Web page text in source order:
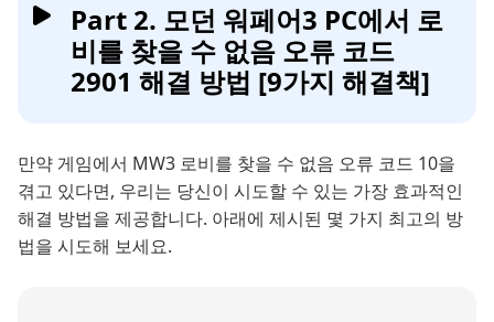
Part 2. 모던 워페어3 PC에서 로
비를 찾을 수 없음 오류 코드
2901 해결 방법 [9가지 해결책]
만약 게임에서 MW3 로비를 찾을 수 없음 오류 코드 10을
겪고 있다면, 우리는 당신이 시도할 수 있는 가장 효과적인
해결 방법을 제공합니다. 아래에 제시된 몇 가지 최고의 방
법을 시도해 보세요.